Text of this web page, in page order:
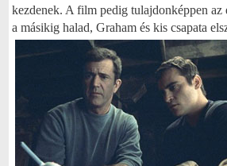
kezdenek. A film pedig tulajdonképpen
a másikig halad, Graham és kis csapata